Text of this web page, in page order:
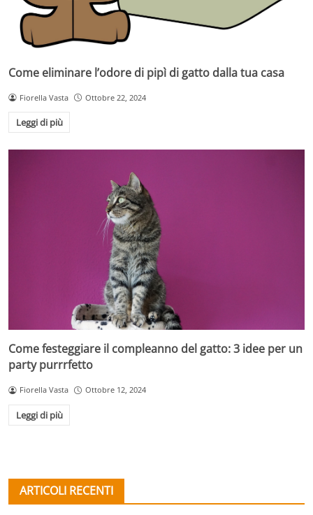
Come eliminare l’odore di pipì di gatto dalla tua casa
Fiorella Vasta Ottobre 22, 2024
Leggi di più
Come festeggiare il compleanno del gatto: 3 idee per un
party purrrfetto
Fiorella Vasta Ottobre 12, 2024
Leggi di più
ARTICOLI RECENTI